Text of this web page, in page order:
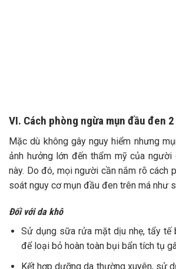
VI. Cách phòng ngừa mụn đầu đen
Mặc dù không gây nguy hiểm nhưng
ảnh hưởng lớn đến thẩm mỹ của
này. Do đó, mọi người cần nắm rõ cách
soát nguy cơ mụn đầu đen trên má như
Đối với da khô
Sử dụng sữa rửa mặt dịu nhẹ, tẩy tế
để loại bỏ hoàn toàn bụi bẩn tích tụ
Kết hợp dưỡng da thường xuyên, sử